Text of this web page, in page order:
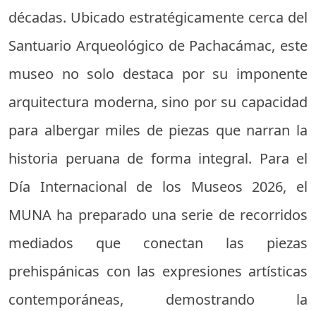
décadas. Ubicado estratégicamente cerca del
Santuario Arqueológico de Pachacámac, este
museo no solo destaca por su imponente
arquitectura moderna, sino por su capacidad
para albergar miles de piezas que narran la
historia peruana de forma integral. Para el
Día Internacional de los Museos 2026, el
MUNA ha preparado una serie de recorridos
mediados que conectan las piezas
prehispánicas con las expresiones artísticas
contemporáneas, demostrando la